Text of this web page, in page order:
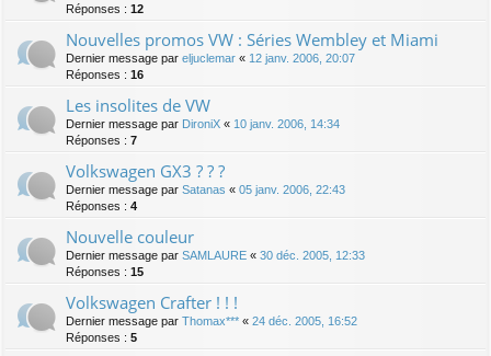
Réponses : 12
Nouvelles promos VW : Séries Wembley et Miami
Dernier message par eljuclemar « 12 janv. 2006, 20:07
Réponses : 16
Les insolites de VW
Dernier message par DironiX « 10 janv. 2006, 14:34
Réponses : 7
Volkswagen GX3 ? ? ?
Dernier message par Satanas « 05 janv. 2006, 22:43
Réponses : 4
Nouvelle couleur
Dernier message par SAMLAURE « 30 déc. 2005, 12:33
Réponses : 15
Volkswagen Crafter ! ! !
Dernier message par Thomax*** « 24 déc. 2005, 16:52
Réponses : 5